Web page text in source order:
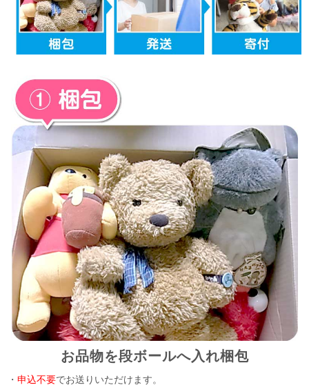
お品物を段ボールへ入れ梱包
・申込不要でお送りいただけます。